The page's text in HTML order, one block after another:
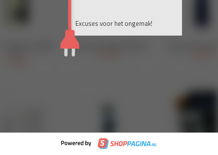
Excuses voor het ongemak!